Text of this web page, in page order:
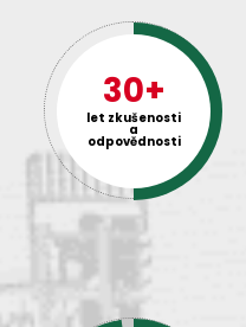
30+
let zkušenosti
a
odpovědnosti